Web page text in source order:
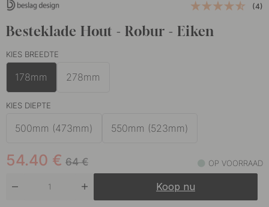
(4)
Besteklade Hout - Robur - Eiken
KIES BREEDTE
178mm 278mm
KIES DIEPTE
500mm (473mm) 550mm (523mm)
64€
54.40 € OP VOORRAAD
Koop nu